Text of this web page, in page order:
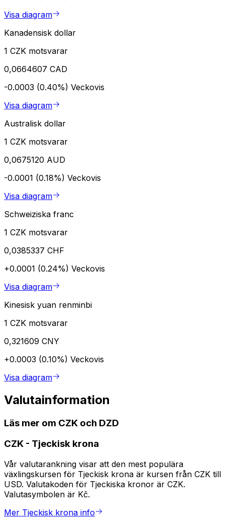
Visa diagram
Kanadensisk dollar
1 CZK motsvarar
0,0664607 CAD
-0.0003 (0.40%) Veckovis
Visa diagram
Australisk dollar
1 CZK motsvarar
0,0675120 AUD
-0.0001 (0.18%) Veckovis
Visa diagram
Schweiziska franc
1 CZK motsvarar
0,0385337 CHF
+0.0001 (0.24%) Veckovis
Visa diagram
Kinesisk yuan renminbi
1 CZK motsvarar
0,321609 CNY
+0.0003 (0.10%) Veckovis
Visa diagram
Valutainformation
Läs mer om CZK och DZD
CZK - Tjeckisk krona
Vår valutarankning visar att den mest populära
växlingskursen för Tjeckisk krona är kursen från CZK till
USD. Valutakoden för Tjeckiska kronor är CZK.
Valutasymbolen är Kč.
Mer Tjeckisk krona info